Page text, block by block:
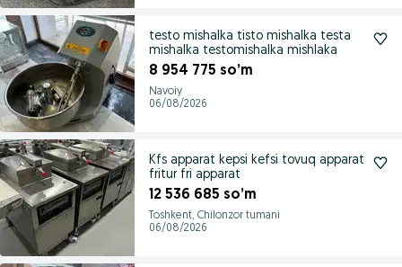
testo mishalka tisto mishalka testa
mishalka testomishalka mishlaka
8 954 775 so’m
Navoiy
06/08/2026
Kfs apparat kepsi kefsi tovuq apparat
fritur fri apparat
12 536 685 so’m
Toshkent, Chilonzor tumani
06/08/2026